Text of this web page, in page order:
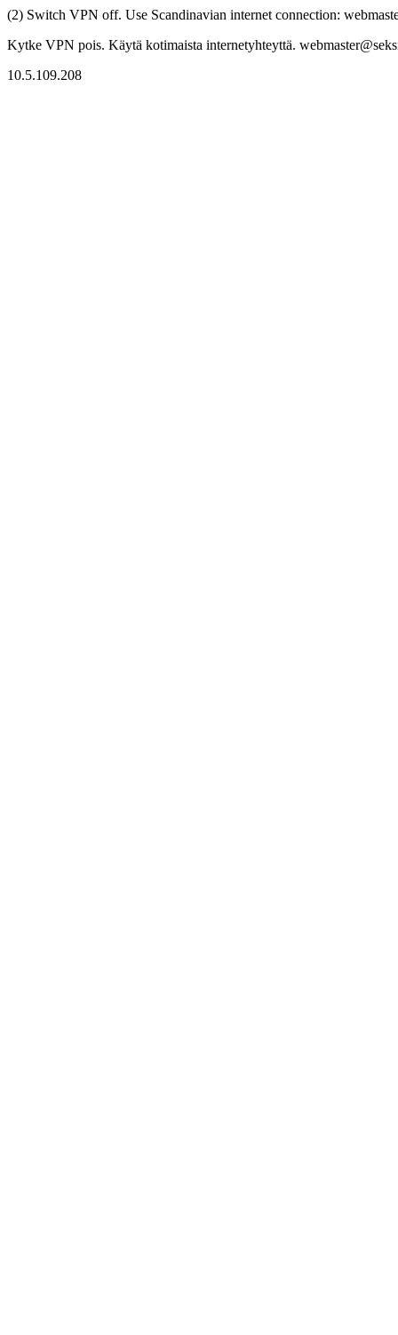
(2) Switch VPN off. Use Scandinavian internet connection:
Kytke VPN pois. Käytä kotimaista internetyhteyttä.
10.5.109.208